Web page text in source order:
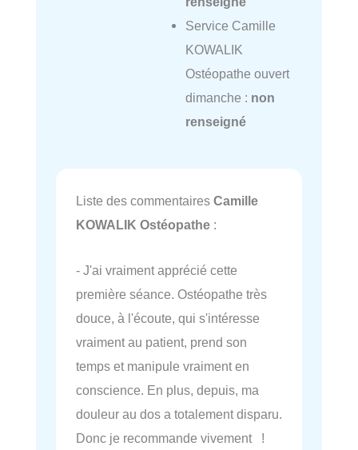
Service Camille
KOWALIK
Ostéopathe ouvert
dimanche : non
renseigné
Liste des commentaires Camille
KOWALIK Ostéopathe :
- J'ai vraiment apprécié cette
première séance. Ostéopathe très
douce, à l'écoute, qui s'intéresse
vraiment au patient, prend son
temps et manipule vraiment en
conscience. En plus, depuis, ma
douleur au dos a totalement disparu.
Donc je recommande vivement !